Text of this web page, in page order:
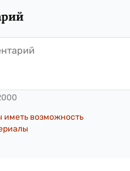
иметь возможность